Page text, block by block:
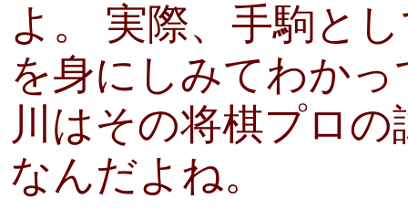
よ。 実際、手駒と
を身にしみてわか
川はその将棋プロ
なんだよね。